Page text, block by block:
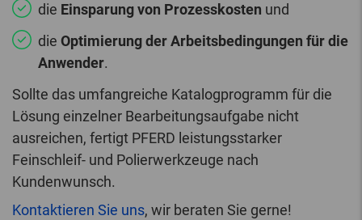
die Einsparung von Prozesskosten und
die Optimierung der Arbeitsbedingungen für die
Anwender.
Sollte das umfangreiche Katalogprogramm für die
Lösung einzelner Bearbeitungsaufgabe nicht
ausreichen, fertigt PFERD leistungsstarker
Feinschleif- und Polierwerkzeuge nach
Kundenwunsch.
Kontaktieren Sie uns, wir beraten Sie gerne!